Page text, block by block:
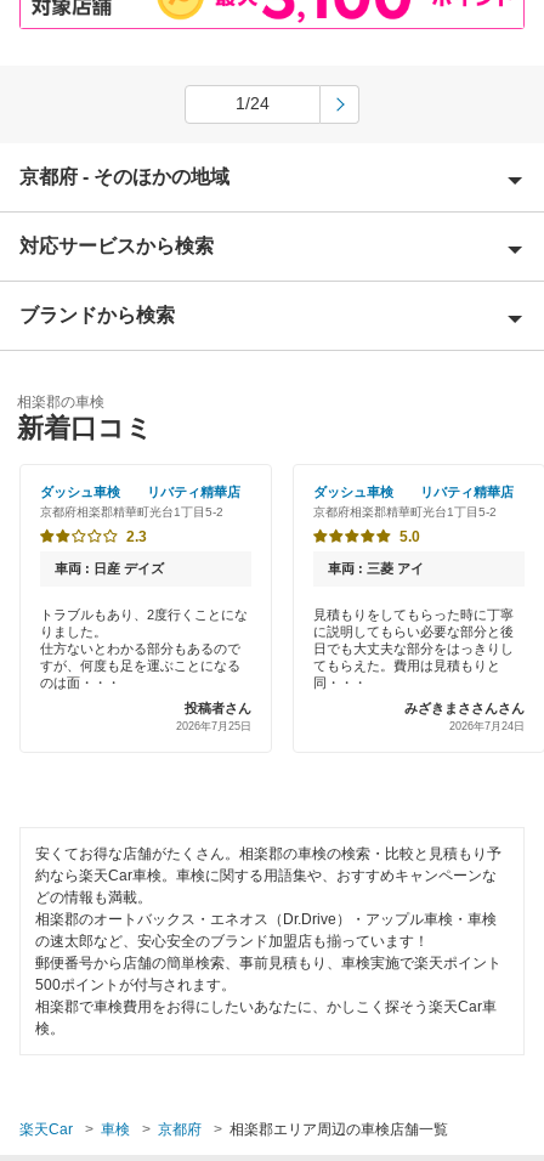
1/24
京都府 - そのほかの地域
綾部市
乙訓郡
亀岡市
木津川市
京田辺市
京丹後市
城陽市
綴喜郡
福知山市
船井郡
舞鶴市
宮津市
対応サービスから検索
Award 受賞店
特典あり
早割りあり
クレジットカードOK
土日祝OK
代車あり
EV車OK
120分以内の車検
1日車検
夜間受付
ブランドから検索
「車検の速太郎」
アップル車検
オートバックス
伊藤忠エネクス
宇佐美車検
上原B-cle車検
ウルトラ車検
ホリデー車検
モリカワ車検
出光興産「らくらく安心車検」
相楽郡の車検
新着口コミ
ダッシュ車検 リバティ精華店
京都府相楽郡精華町光台1丁目5-2
2.3
車両 : 日産 デイズ
トラブルもあり、2度行くことにな
りました。
仕方ないとわかる部分もあるので
すが、何度も足を運ぶことになる
のは面・・・
投稿者さん
2026年7月25日
ダッシュ車検 リバティ精華店
京都府相楽郡精華町光台1丁目5-2
5.0
車両 : 三菱 アイ
見積もりをしてもらった時に丁寧
に説明してもらい必要な部分と後
日でも大丈夫な部分をはっきりし
てもらえた。費用は見積もりと
同・・・
みざきまささんさん
2026年7月24日
安くてお得な店舗がたくさん。相楽郡の車検の検索・比較と見積もり予
約なら楽天Car車検。車検に関する用語集や、おすすめキャンペーンな
どの情報も満載。
相楽郡のオートバックス・エネオス（Dr.Drive）・アップル車検・車検
の速太郎など、安心安全のブランド加盟店も揃っています！
郵便番号から店舗の簡単検索、事前見積もり、車検実施で楽天ポイント
500ポイントが付与されます。
相楽郡で車検費用をお得にしたいあなたに、かしこく探そう楽天Car車
検。
楽天Car 車検 京都府 相楽郡エリア周辺の車検店舗一覧